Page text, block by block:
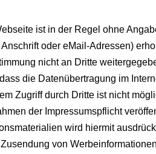
ist in der Regel ohne
oder eMail-Adressen)
nicht an Dritte
die Datenübertragung im
Zugriff durch Dritte ist nicht
der Impressumspflicht
wird hiermit
von